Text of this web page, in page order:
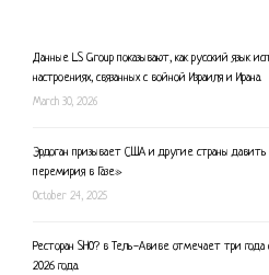
Данные LS Group показывают, как русский язык
настроениях, связанных с войной Израиля и Ирана.
March 30, 2026
Эрдоган призывает США и другие страны давить
перемирия в Газе»
October 24, 2025
Ресторан SHO? в Тель-Авиве отмечает три года
2026 года.